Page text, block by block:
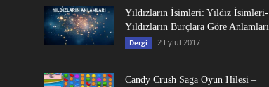
Yıldızların İsimleri: Yıldız İsimleri-
Yıldızların Burçlara Göre Anlamları
Dergi 2 Eylül 2017
Candy Crush Saga Oyun Hilesi –